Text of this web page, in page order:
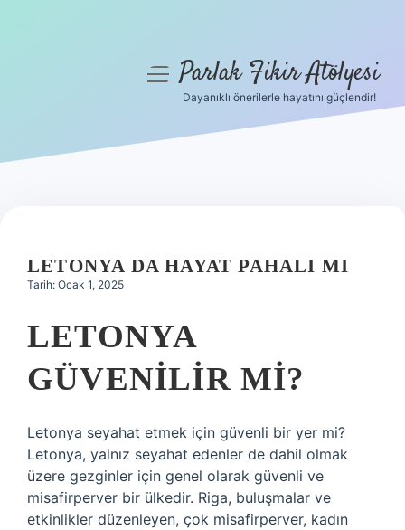
Hakkımızda
menüyüParlak Fikir Atölyesi
Dayanıklı önerilerle hayatını güçlendir!
LETONYA DA HAYAT PAHALI MI
Tarih: Ocak 1, 2025
LETONYA
GÜVENILIR MI?
Letonya seyahat etmek için güvenli bir yer mi?
Letonya, yalnız seyahat edenler de dahil olmak
üzere gezginler için genel olarak güvenli ve
misafirperver bir ülkedir. Riga, buluşmalar ve
etkinlikler düzenleyen, çok misafirperver, kadın